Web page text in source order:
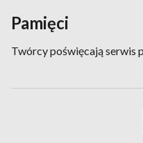
Pamięci
Twórcy poświęcają serwis